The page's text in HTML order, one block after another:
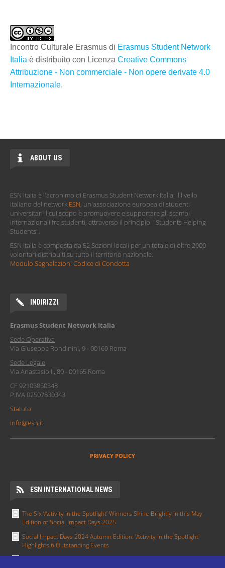
Incontro Culturale Erasmus di Erasmus Student Network
Italia è distribuito con Licenza Creative Commons
Attribuzione - Non commerciale - Non opere derivate 4.0
Internazionale.
ABOUT US
ESN Italia è l'acronimo di Erasmus Student Network Italia, il livello
italiano del network ESN, un'associazione europea di studenti
universitari il cui scopo è promuovere e supportare gli scambi
internazionali fra studenti, attraverso il principio "Students Helping
Students".
ESN Italia è composta da 52 Sezioni locali per un totale di oltre 2000
volontari distribuiti su tutto il territorio nazionale.
Modulo Segnalazioni Codice di Condotta
INDIRIZZI
Erasmus Student Network Italia
Sede Operativa
Via Giuseppe Rondinini, 9 - 00169 Roma
Sede Legale
Via Anastasio II, 80 - 00165 Roma
CF 92105850348
P.IVA 02507830343
Statuto
info@esn.it
PRIVACY POLICY
ESN INTERNATIONAL NEWS
The Six ‘Activity in the Spotlight’ Winners Shine Brightly in this May
Edition of Social Impact Days 2025
Social Impact Days 2024 Autumn Edition: 'Activity in the Spotlight'
Highlights 6 Outstanding Events